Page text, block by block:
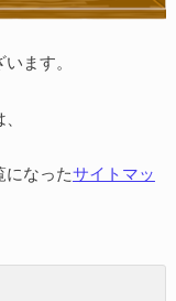
ます。
になったサイトマッ